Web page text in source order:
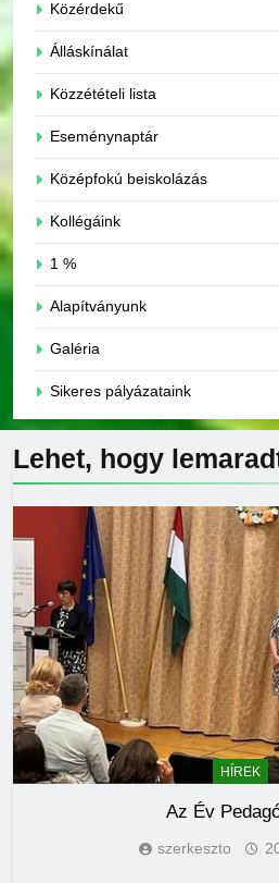
Közérdekű
Álláskínálat
Közzétételi lista
Eseménynaptár
Középfokú beiskolázás
Kollégáink
1 %
Alapítványunk
Galéria
Sikeres pályázataink
Lehet, hogy
HÍREK
Az Év
szerkeszto